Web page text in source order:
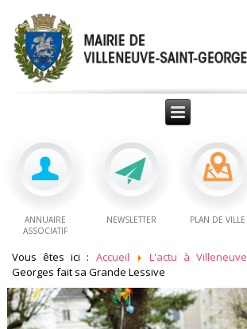
ANNUAIRE
ASSOCIATIF
NEWSLETTER PLAN DE VILLE
Vous êtes ici : Accueil L'actu à Villeneuve
Georges fait sa Grande Lessive